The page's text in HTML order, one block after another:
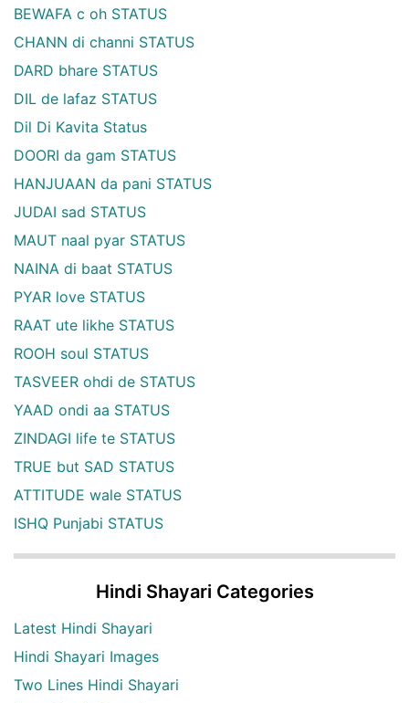
BEWAFA c oh STATUS
CHANN di channi STATUS
DARD bhare STATUS
DIL de lafaz STATUS
Dil Di Kavita Status
DOORI da gam STATUS
HANJUAAN da pani STATUS
JUDAI sad STATUS
MAUT naal pyar STATUS
NAINA di baat STATUS
PYAR love STATUS
RAAT ute likhe STATUS
ROOH soul STATUS
TASVEER ohdi de STATUS
YAAD ondi aa STATUS
ZINDAGI life te STATUS
TRUE but SAD STATUS
ATTITUDE wale STATUS
ISHQ Punjabi STATUS
Hindi Shayari Categories
Latest Hindi Shayari
Hindi Shayari Images
Two Lines Hindi Shayari